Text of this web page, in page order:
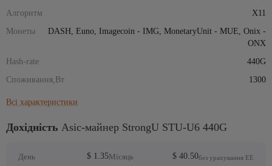
Алгоритм
X11
Монеты
DASH, Euno, Imagecoin - IMG, MonetaryUnit - MUE, Onix -
ONX
Hash-rate
440G
Споживання,Вт
1300
Всі характеристики
Дохідність Asic-майнер StrongU STU-U6 440G
День $ 1.35Місяць $ 40.50без урахування ЕЕ